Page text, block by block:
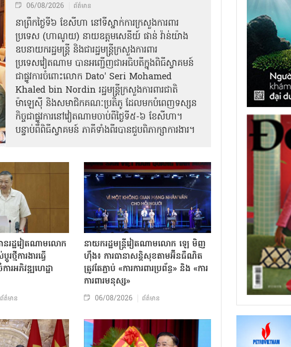
06/08/2026 ព័ត៌មាន
នា​ព្រឹកថ្ងៃទី៦ ខែសីហា នៅទីស្នាក់ការក្រសួងការពារ
ប្រទេស (ហាណូយ) នាយឧត្តមសេនីយ៍ ផាន់ វ៉ាន់យ៉ាង
ឧបនាយករដ្ឋមន្ត្រី និងជារដ្ឋមន្ត្រីក្រសួងការពារ
ប្រទេសវៀតណាម បានអញ្ជើញជាអធិបតីក្នុងពិធីស្វាគមន៍
ជាផ្លូវការ​ចំពោះលោក Dato' Seri Mohamed
Khaled bin Nordin រដ្ឋមន្ត្រីក្រសួងការពារជាតិ
ម៉ាឡេស៊ី និងសមាជិកគណៈប្រតិភូ ដែលមកបំពេញទស្សន
កិច្ចជាផ្លូវការនៅវៀតណាមចាប់ពីថ្ងៃទី៥-៦ ខែសីហា។
បន្ទាប់ពីពិធីស្វាគមន៍ ភាគីទាំងពីរបានជួបពិភាក្សាការងារ​។
នរដ្ឋវៀតណាមលោក
ថ្មីការងារធ្វើ
ារអភិវឌ្ឍហេដ្ឋា
ព័ត៌មាន
នាយករដ្ឋមន្ត្រីវៀតណាមលោក ឡេ មិញ
ហ៊ឹង៖ ការធានាសន្តិសុខតាមអ៊ីនធឺណិត
ត្រូវតែភ្ជាប់ «ការការពារប្រព័ន្ធ» និង «ការ
ការពារមនុស្ស»
06/08/2026 ព័ត៌មាន